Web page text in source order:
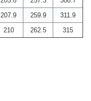
207.9 259.9
311.9
210 262.5 315